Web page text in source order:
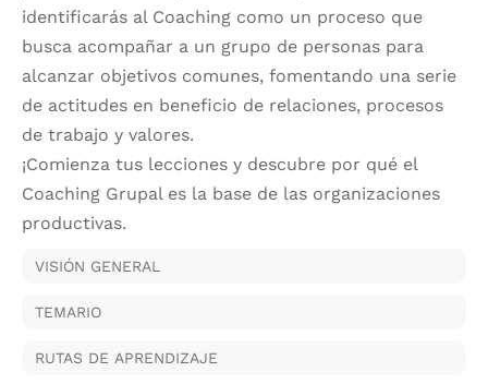
identificarás al Coaching como un proceso que
busca acompañar a un grupo de personas para
alcanzar objetivos comunes, fomentando una serie
de actitudes en beneficio de relaciones, procesos
de trabajo y valores.
¡Comienza tus lecciones y descubre por qué el
Coaching Grupal es la base de las organizaciones
productivas.
VISIÓN GENERAL
TEMARIO
RUTAS DE APRENDIZAJE